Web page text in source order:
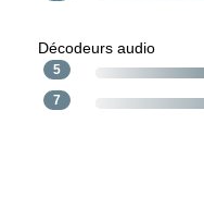
Décodeurs audio
5
7